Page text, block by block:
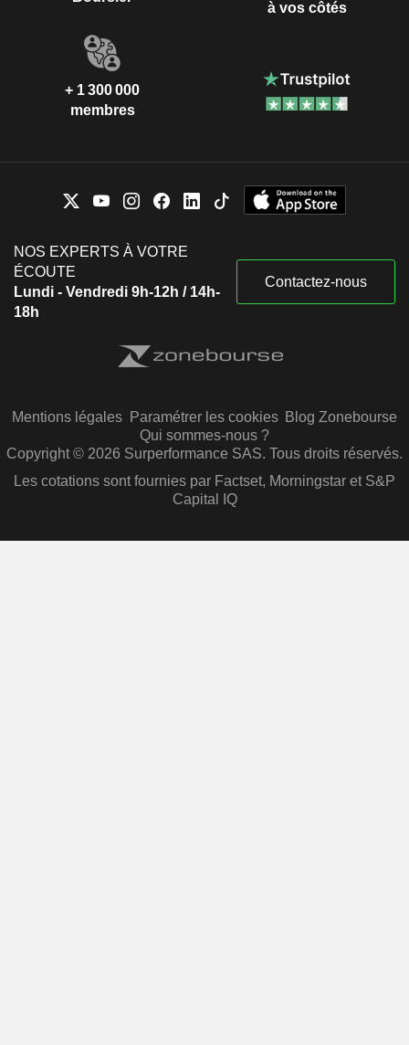
à vos côtés
+ 1 300 000
membres
NOS EXPERTS À VOTRE
ÉCOUTE
Lundi - Vendredi 9h-12h / 14h-
18h
Contactez-nous
Mentions légales Paramétrer les cookies Blog Zonebourse
Qui sommes-nous ?
Copyright © 2026 Surperformance SAS. Tous droits réservés.
Les cotations sont fournies par Factset, Morningstar et S&P
Capital IQ